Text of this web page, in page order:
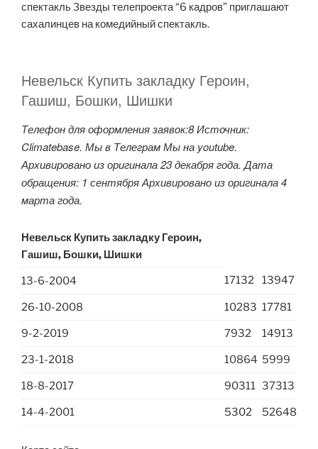
спектакль Звезды телепроекта “6 кадров” приглашают
сахалинцев на комедийный спектакль.
Невельск Купить закладку Героин,
Гашиш, Бошки, Шишки
Телефон для оформления заявок:8 Источник:
Climatebase. Мы в Телеграм Мы на youtube.
Архивировано из оригинала 23 декабря года. Дата
обращения: 1 сентября Архивировано из оригинала 4
марта года.
Невельск Купить закладку Героин,
Гашиш, Бошки, Шишки
13-6-2004 17132 13947
26-10-2008 10283 17781
9-2-2019 7932 14913
23-1-2018 10864 5999
18-8-2017 90311 37313
14-4-2001 5302 52648